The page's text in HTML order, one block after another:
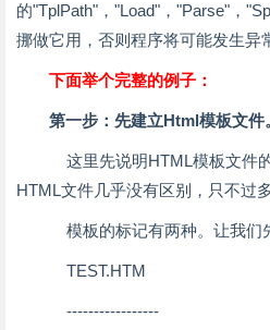
的"TplPath"，"Load"，"Parse"，
挪做它用，否则程序将可能发生异
下面举个完整的例子：
第一步：先建立Html模板文件
这里先说明HTML模板文件
HTML文件几乎没有区别，只不过
模板的标记有两种。让我们
TEST.HTM
-----------------